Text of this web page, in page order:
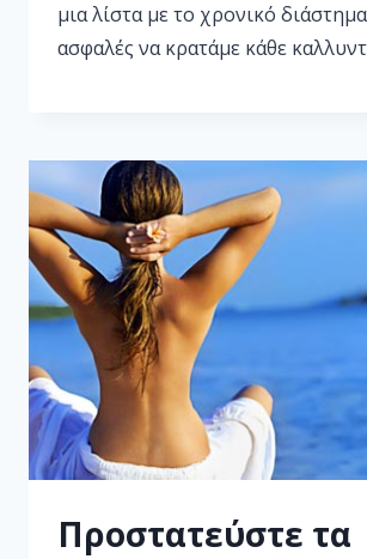
μια λίστα με το χρονικό
ασφαλές να κρατάμε κάθε
Προστατεύστε τα